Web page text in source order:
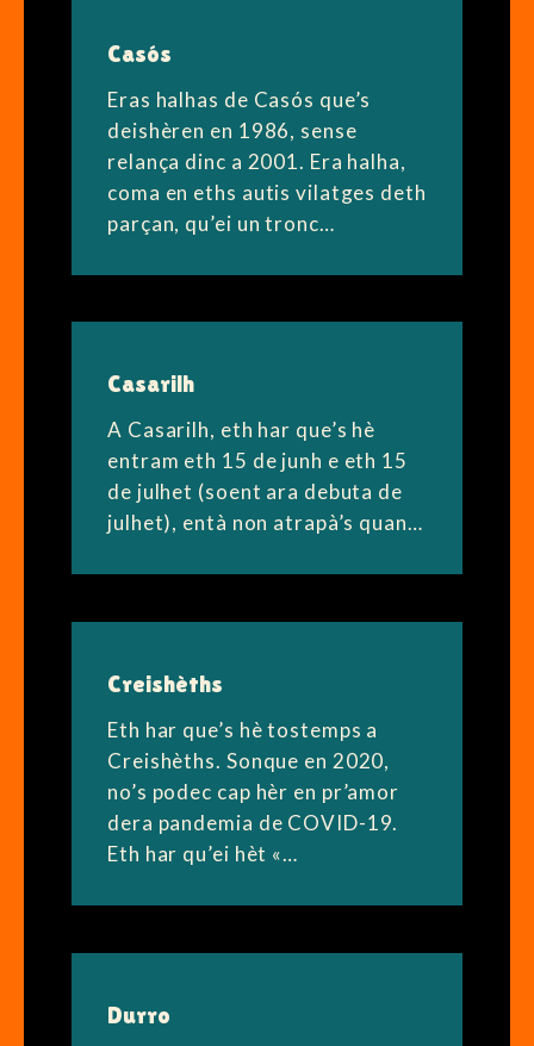
Casós
Eras halhas de Casós que’s
deishèren en 1986, sense
relança dinc a 2001. Era halha,
coma en eths autis vilatges deth
parçan, qu’ei un tronc…
Casarilh
A Casarilh, eth har que’s hè
entram eth 15 de junh e eth 15
de julhet (soent ara debuta de
julhet), entà non atrapà’s quan…
Creishèths
Eth har que’s hè tostemps a
Creishèths. Sonque en 2020,
no’s podec cap hèr en pr’amor
dera pandemia de COVID-19.
Eth har qu’ei hèt «…
Durro